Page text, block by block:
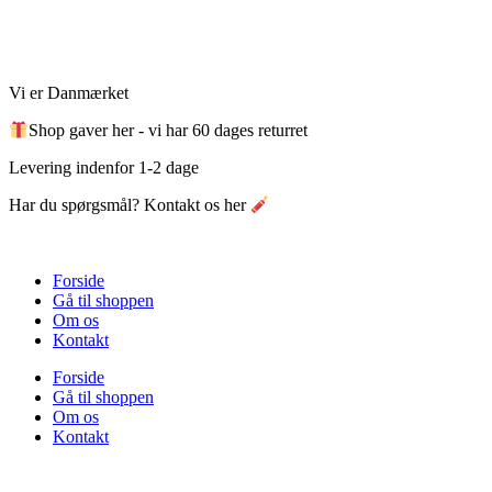
Vi er Danmærket
Shop gaver her - vi har 60 dages returret
Levering indenfor 1-2 dage
Har du spørgsmål? Kontakt os her
Forside
Gå til shoppen
Om os
Kontakt
Forside
Gå til shoppen
Om os
Kontakt